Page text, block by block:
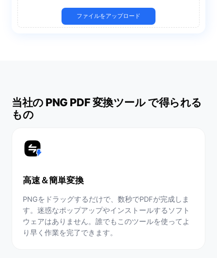
ファイルをアップロード
当社の PNG PDF 変換ツール で得られる
もの
高速＆簡単変換
PNGをドラッグするだけで、数秒でPDFが完成しま
す。迷惑なポップアップやインストールするソフト
ウェアはありません。誰でもこのツールを使ってよ
り早く作業を完了できます。